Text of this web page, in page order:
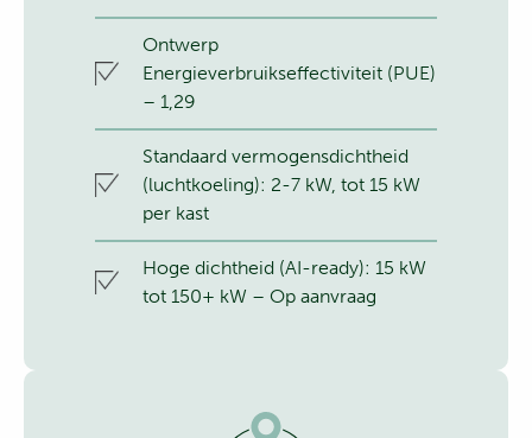
Ontwerp
Energieverbruikseffectiviteit (PUE)
– 1,29
Standaard vermogensdichtheid
(luchtkoeling): 2-7 kW, tot 15 kW
per kast
Hoge dichtheid (AI-ready): 15 kW
tot 150+ kW – Op aanvraag